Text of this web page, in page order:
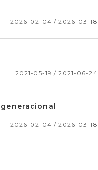
2026-02-04 / 2026-03-18
2021-05-19 / 2021-06-24
2026-02-04 / 2026-03-18